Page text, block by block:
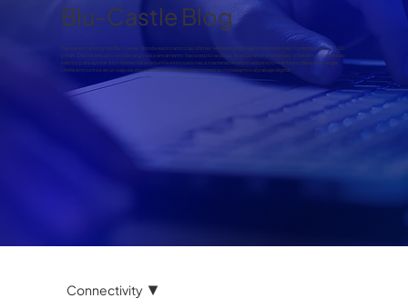
Blu-Castle Blog
Bienvenido al blog de Blu-Castle, donde exploramos las últimas tendencias en telecomunicaciones, conectividad, IoT, 5G
y más. Desde artículos de liderazgo de pensamiento hasta exploraciones técnicas en profundidad, ofrecemos contenido
valioso para ayudar a los líderes de la industria e innovadores a mantenerse informados sobre el futuro de la tecnología.
Únete a nosotros en un viaje de descubrimiento e innovación mientras moldeamos el paisaje digital.
Connectivity